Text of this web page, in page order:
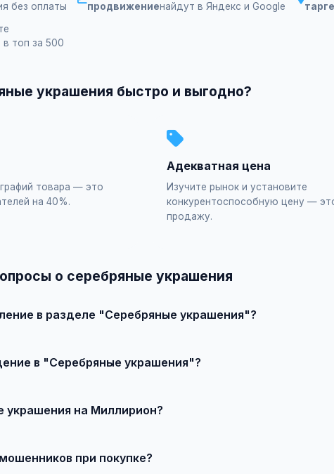
без оплаты
продвижениенайдут в Яндекс и Google
в топ за 500
украшения быстро и выгодно?
товара — это
на 40%.
Адекватная цена
Изучите рынок и установите
конкурентоспособную цену —
продажу.
о серебряные украшения
в разделе "Серебряные украшения"?
в "Серебряные украшения"?
украшения на Миллирион?
при покупке?